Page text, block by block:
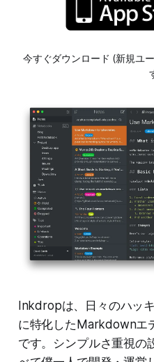
今すぐダウンロード (新規ユ
Inkdropは、日々のハッ
に特化したMarkdownエ
です。シンプルさ重視の